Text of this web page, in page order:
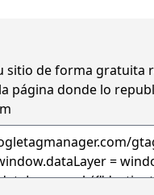
sitio de forma gratuita
página donde lo